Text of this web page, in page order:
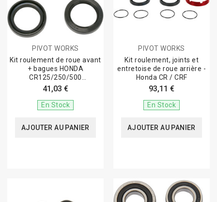
PIVOT WORKS
Kit roulement de roue avant
+ bagues HONDA
CR125/250/500
CRF250/450R
41,03 €
En Stock
AJOUTER AU PANIER
PIVOT WORKS
Kit roulement, joints et
entretoise de roue arrière -
Honda CR / CRF
93,11 €
En Stock
AJOUTER AU PANIER